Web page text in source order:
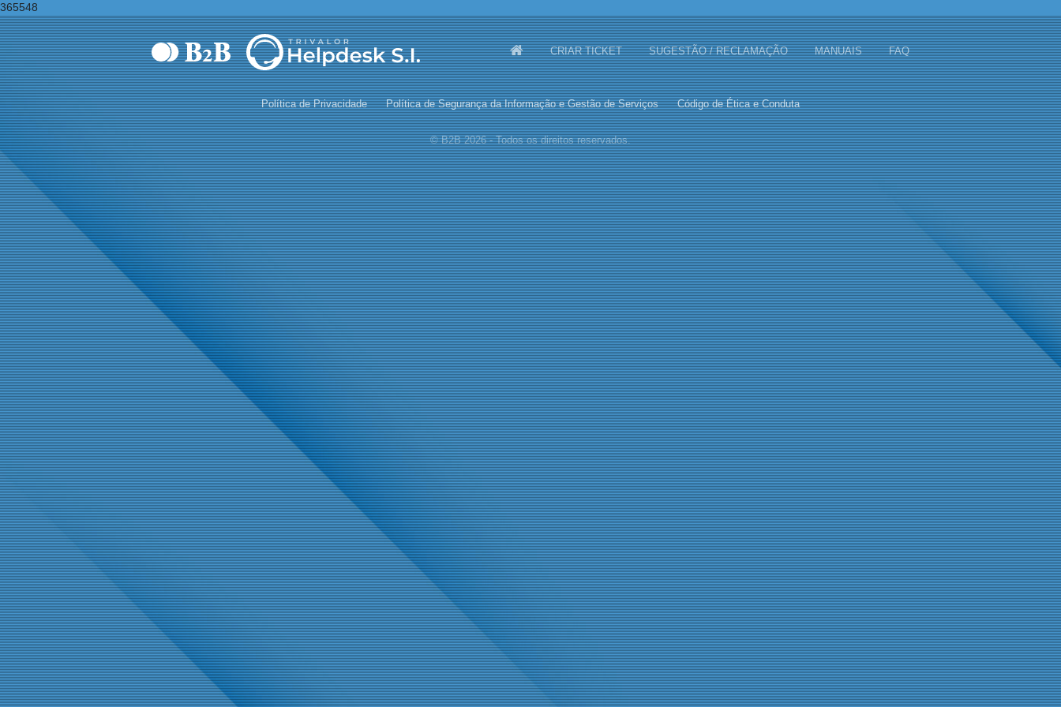
365548
CRIAR TICKET SUGESTÃO / RECLAMAÇÃO MANUAIS FAQ
Política de Privacidade Política de Segurança da Informação e Gestão de Serviços Código de Ética e Conduta
© B2B 2026 - Todos os direitos reservados.